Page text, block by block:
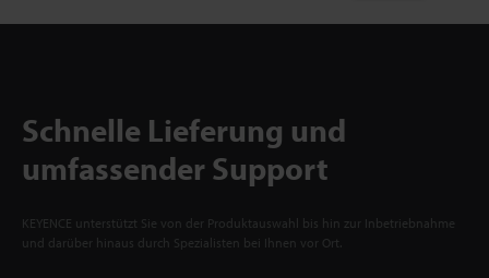
Schnelle Lieferung und
umfassender Support
KEYENCE unterstützt Sie von der Produktauswahl bis hin zur Inbetriebnahme
und darüber hinaus durch Spezialisten bei Ihnen vor Ort.